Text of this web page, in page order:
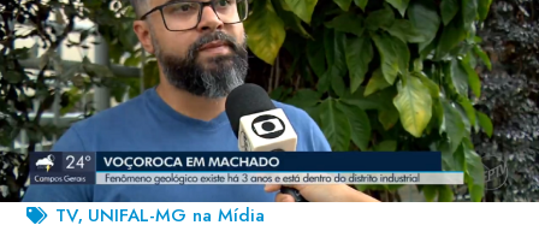
TV, UNIFAL-MG na Mídia